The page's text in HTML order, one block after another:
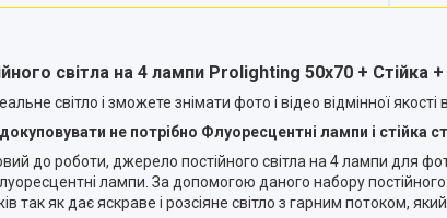
світла на 4 лампи Prolighting 50x70 + Стійка
світло і зможете знімати фото і відео відмінної якості
не потрібно Флуоресцентні лампи і стійка
до роботи, джерело постійного світла на 4 лампи для
лампи. За допомогою даного набору
так як дає яскраве і розсіяне світло з гарним потоком,